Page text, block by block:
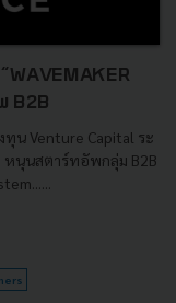
B2B
ทุน Venture Capital ระ
หนุนสตาร์ทอัพกลุ่ม B2B